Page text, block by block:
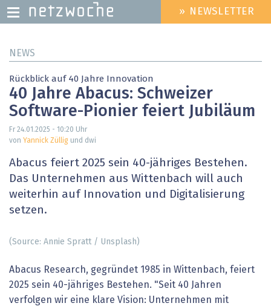
zum
HEADER
MENU
» NEWSLETTER
NEWS
Rückblick auf 40 Jahre Innovation
40 Jahre Abacus: Schweizer
Software-Pionier feiert Jubiläum
Fr 24.01.2025 - 10:20 Uhr
von Yannick Züllig und dwi
Abacus feiert 2025 sein 40-jähriges Bestehen.
Das Unternehmen aus Wittenbach will auch
weiterhin auf Innovation und Digitalisierung
setzen.
(Source: Annie Spratt / Unsplash)
Abacus Research, gegründet 1985 in Wittenbach, feiert
2025 sein 40-jähriges Bestehen. "Seit 40 Jahren
verfolgen wir eine klare Vision: Unternehmen mit